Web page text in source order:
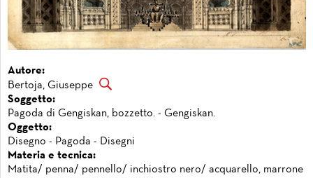
Autore:
Bertoja, Giuseppe
Soggetto:
Pagoda di Gengiskan, bozzetto. - Gengiskan.
Oggetto:
Disegno - Pagoda - Disegni
Materia e tecnica:
Matita/ penna/ pennello/ inchiostro nero/ acquarello, marrone